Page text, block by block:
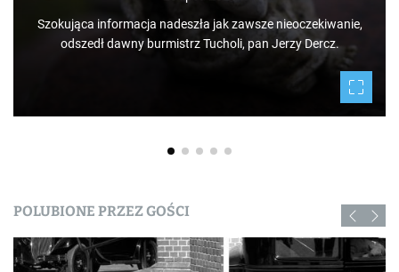
po świecie. Mamy niezwykłe szczęście żyć w Borach
Tucholskich i korzystać i to w dodatku za darmo z tego, co
daje nam natura.
POLUBIONE PRZEZ GOŚCI